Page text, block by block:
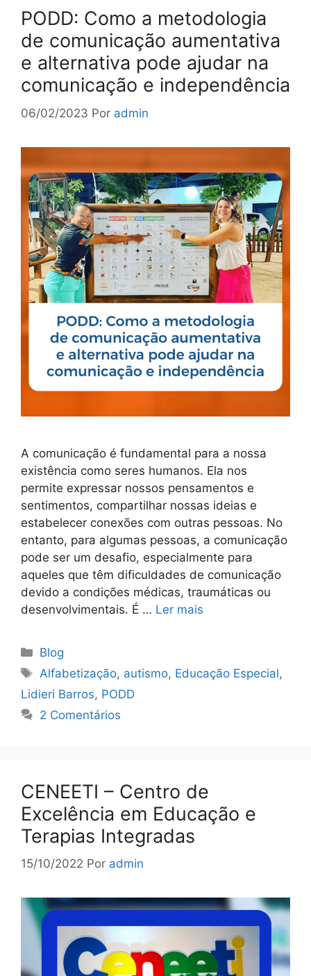
PODD: Como a metodologia
de comunicação aumentativa
e alternativa pode ajudar na
comunicação e independência
06/02/2023 Por admin
A comunicação é fundamental para a nossa
existência como seres humanos. Ela nos
permite expressar nossos pensamentos e
sentimentos, compartilhar nossas ideias e
estabelecer conexões com outras pessoas. No
entanto, para algumas pessoas, a comunicação
pode ser um desafio, especialmente para
aqueles que têm dificuldades de comunicação
devido a condições médicas, traumáticas ou
desenvolvimentais. É … Ler mais
Blog
Alfabetização, autismo, Educação Especial,
Lidieri Barros, PODD
2 Comentários
CENEETI – Centro de
Excelência em Educação e
Terapias Integradas
15/10/2022 Por admin